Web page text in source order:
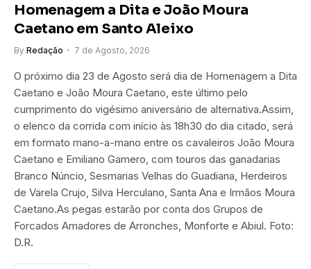
Homenagem a Dita e João Moura
Caetano em Santo Aleixo
By Redação 7 de Agosto, 2026
O próximo dia 23 de Agosto será dia de Homenagem a Dita
Caetano e João Moura Caetano, este último pelo
cumprimento do vigésimo aniversário de alternativa.Assim,
o elenco da corrida com início às 18h30 do dia citado, será
em formato mano-a-mano entre os cavaleiros João Moura
Caetano e Emiliano Gamero, com touros das ganadarias
Branco Núncio, Sesmarias Velhas do Guadiana, Herdeiros
de Varela Crujo, Silva Herculano, Santa Ana e Irmãos Moura
Caetano.As pegas estarão por conta dos Grupos de
Forcados Amadores de Arronches, Monforte e Abiul. Foto:
D.R.